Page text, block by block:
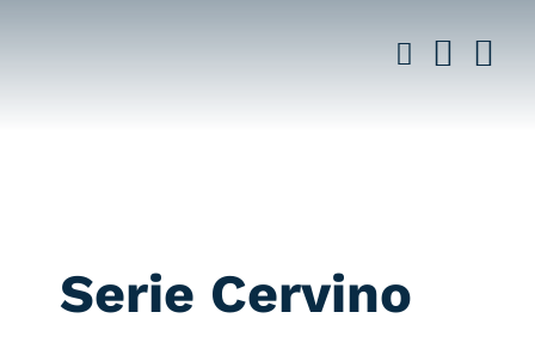
Serie Cervino